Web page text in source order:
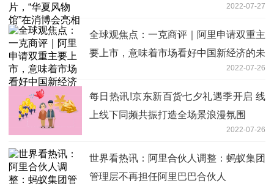
2022-07-27
全球观焦点：一克商评｜阿里申请双重主
要上市，意味着市场看好中国新经济的未
2022-07-26
每日热讯!京东新百货七夕礼遇季开启 线
上线下同频共振打造全场景浪漫氛围
2022-07-26
世界看热讯：阿里合伙人调整：蚂蚁集团
管理层不再担任阿里巴巴合伙人